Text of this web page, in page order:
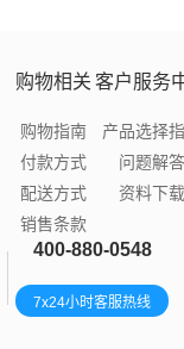
购物相关
购物指南
付款方式
配送方式
销售条款
客户服务
产品选择
问题解答
资料下载
400-880-0548
7x24小时客服热线